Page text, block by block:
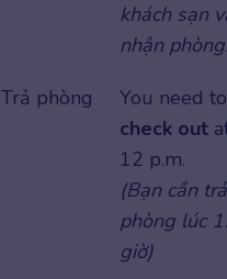
khách sạn
nhận
Trả phòng
You need to
check out
12 p.m.
(Bạn cần trả
phòng lúc
giờ)